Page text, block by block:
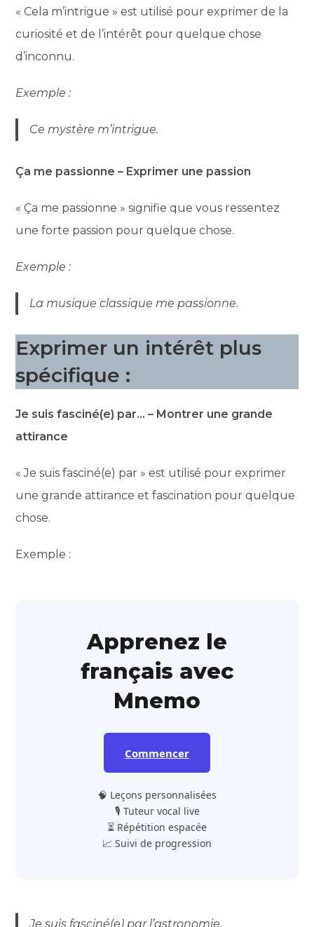
« Cela m’intrigue » est utilisé pour exprimer de la
curiosité et de l’intérêt pour quelque chose
d’inconnu.
Exemple :
Ce mystère m’intrigue.
Ça me passionne – Exprimer une passion
« Ça me passionne » signifie que vous ressentez
une forte passion pour quelque chose.
Exemple :
La musique classique me passionne.
Exprimer un intérêt plus
spécifique :
Je suis fasciné(e) par… – Montrer une grande
attirance
« Je suis fasciné(e) par » est utilisé pour exprimer
une grande attirance et fascination pour quelque
chose.
Exemple :
Apprenez le
français avec
Mnemo
Commencer
🧠 Leçons personnalisées
🎙️ Tuteur vocal live
⏳ Répétition espacée
📈 Suivi de progression
Je suis fasciné(e) par l’astronomie.